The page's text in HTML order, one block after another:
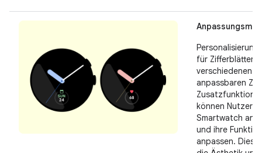
für Zifferblätter,
verschiedenen
anpassbaren
können Nutzer
Smartwatch an
und ihre
anpassen. Dies